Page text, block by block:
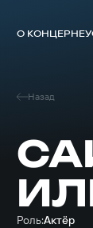
О КОНЦЕРНЕ
Назад
Роль:Актёр